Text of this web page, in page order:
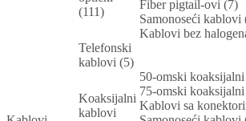
(111)
Fiber pigtail-ovi (7)
Samonoseći kablovi
Kablovi bez
Telefonski
kablovi (5)
Koaksijalni
kablovi
50-omski
75-omski
Kablovi sa